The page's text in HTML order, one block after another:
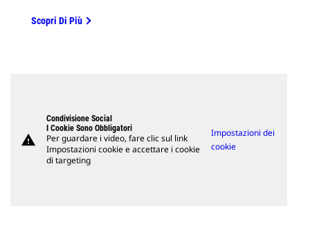
Scopri Di Più
warning
Condivisione Social
I Cookie Sono Obbligatori
Per guardare i video, fare clic sul link
Impostazioni cookie e accettare i cookie
di targeting
Impostazioni dei
cookie